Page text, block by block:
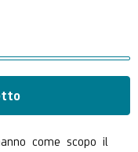
come scopo il